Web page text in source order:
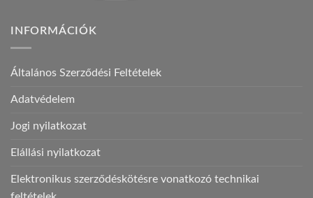
INFORMÁCIÓK
Általános Szerződési Feltételek
Adatvédelem
Jogi nyilatkozat
Elállási nyilatkozat
Elektronikus szerződéskötésre vonatkozó technikai